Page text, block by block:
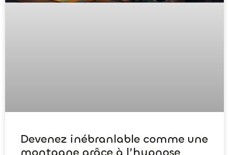
Devenez inébranlable comme une